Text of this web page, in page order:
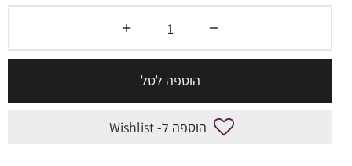
הוספה לסל
הוספה ל- Wishlist